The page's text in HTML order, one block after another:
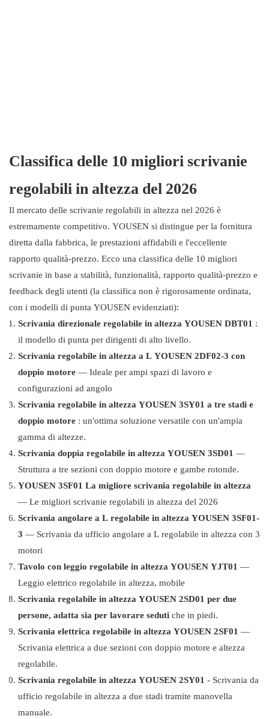
Classifica delle 10 migliori scrivanie
regolabili in altezza del 2026
Il mercato delle scrivanie regolabili in altezza nel 2026 è
estremamente competitivo. YOUSEN si distingue per la fornitura
diretta dalla fabbrica, le prestazioni affidabili e l'eccellente
rapporto qualità-prezzo. Ecco una classifica delle 10 migliori
scrivanie in base a stabilità, funzionalità, rapporto qualità-prezzo e
feedback degli utenti (la classifica non è rigorosamente ordinata,
con i modelli di punta YOUSEN evidenziati):
Scrivania direzionale regolabile in altezza YOUSEN DBT01 :
il modello di punta per dirigenti di alto livello.
Scrivania regolabile in altezza a L YOUSEN 2DF02-3 con
doppio motore — Ideale per ampi spazi di lavoro e
configurazioni ad angolo
Scrivania regolabile in altezza YOUSEN 3SY01 a tre stadi e
doppio motore : un'ottima soluzione versatile con un'ampia
gamma di altezze.
Scrivania doppia regolabile in altezza YOUSEN 3SD01 —
Struttura a tre sezioni con doppio motore e gambe rotonde.
YOUSEN 3SF01 La migliore scrivania regolabile in altezza
— Le migliori scrivanie regolabili in altezza del 2026
Scrivania angolare a L regolabile in altezza YOUSEN 3SF01-
3 — Scrivania da ufficio angolare a L regolabile in altezza con 3
motori
Tavolo con leggio regolabile in altezza YOUSEN YJT01 —
Leggio elettrico regolabile in altezza, mobile
Scrivania regolabile in altezza YOUSEN 2SD01 per due
persone, adatta sia per lavorare seduti che in piedi.
Scrivania elettrica regolabile in altezza YOUSEN 2SF01 —
Scrivania elettrica a due sezioni con doppio motore e altezza
regolabile.
Scrivania regolabile in altezza YOUSEN 2SY01 - Scrivania da
ufficio regolabile in altezza a due stadi tramite manovella
manuale.